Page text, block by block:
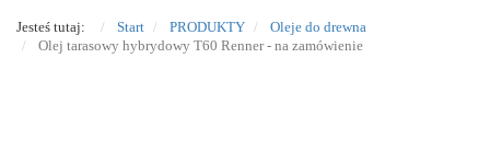
Jesteś tutaj: Start PRODUKTY
Oleje do drewna
Olej tarasowy hybrydowy T60 Renner - na zamówienie